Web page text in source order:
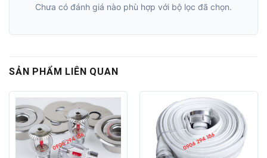
Chưa có đánh giá nào phù hợp với bộ lọc đã chọn.
SẢN PHẨM LIÊN QUAN